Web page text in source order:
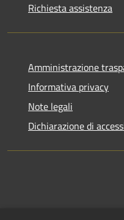
Richiesta assistenza
Amministrazione
Informativa privacy
Note legali
Dichiarazione di